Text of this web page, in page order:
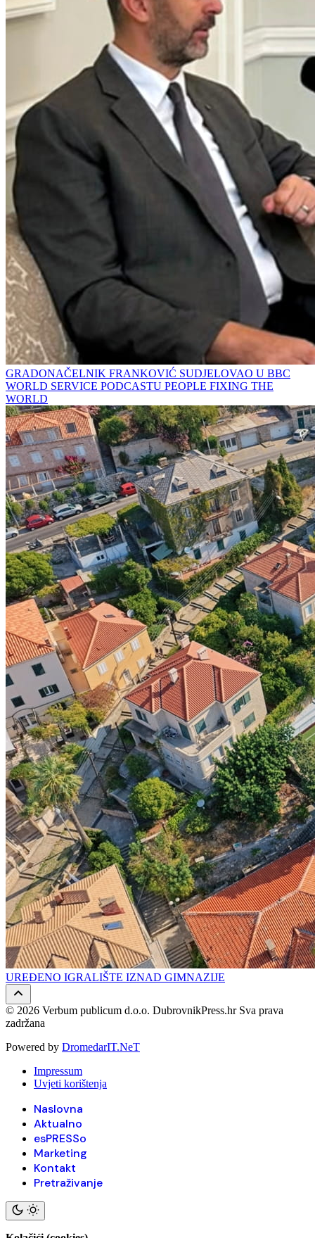
GRADONAČELNIK FRANKOVIĆ SUDJELOVAO U BBC
WORLD SERVICE PODCASTU PEOPLE FIXING THE
WORLD
UREĐENO IGRALIŠTE IZNAD GIMNAZIJE
© 2026 Verbum publicum d.o.o. DubrovnikPress.hr Sva prava
zadržana
Powered by DromedarIT.NeT
Impressum
Uvjeti korištenja
Naslovna
Aktualno
esPRESSo
Marketing
Kontakt
Pretraživanje